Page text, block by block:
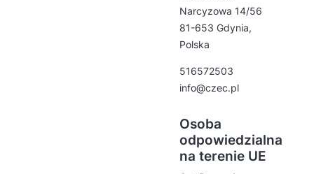
Narcyzowa 14/56
81-653 Gdynia,
Polska
516572503
info@czec.pl
Osoba
odpowiedzialna
na terenie UE